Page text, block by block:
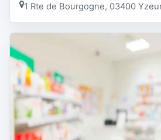
1 Rte de Bourgogne, 03400